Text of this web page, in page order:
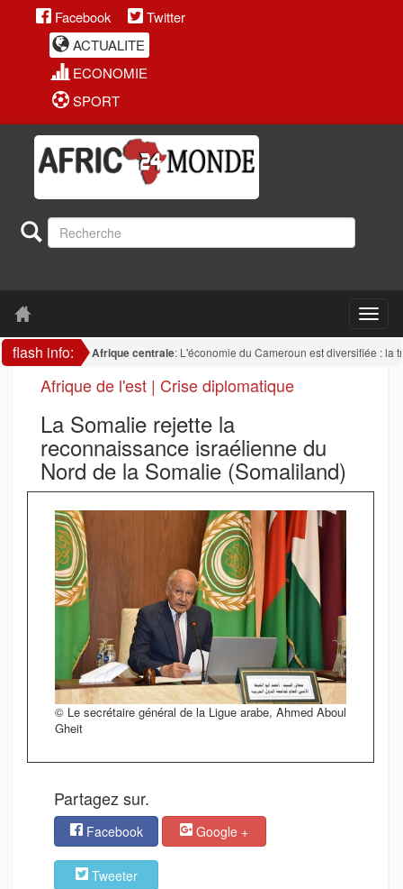
Facebook
Twitter
ACTUALITE
ECONOMIE
SPORT
flash info:Afrique centrale: L'économie du Cameroun est diversifiée : la
Afrique de l'est | Crise diplomatique
La Somalie rejette la
reconnaissance israélienne du
Nord de la Somalie (Somaliland)
© Le secrétaire général de la Ligue arabe, Ahmed Aboul
Gheit
Partagez sur.
Facebook Google +
Tweeter